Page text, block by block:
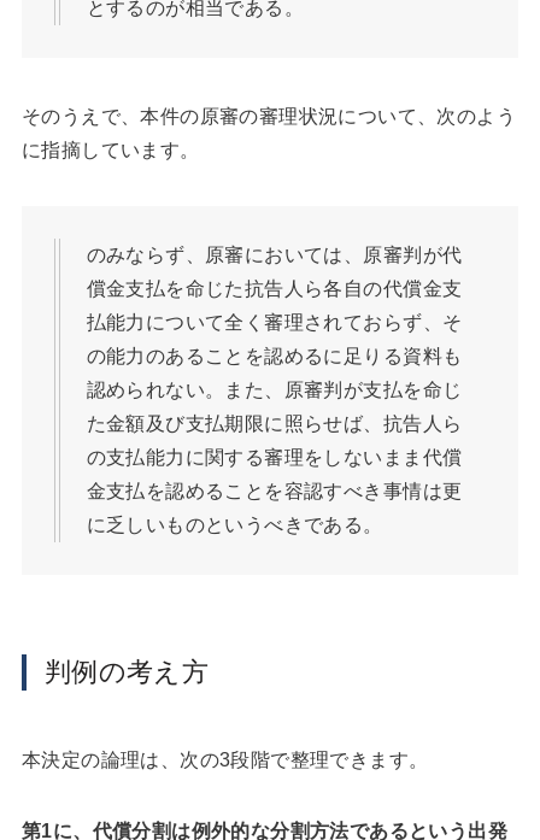
とするのが相当である。
そのうえで、本件の原審の審理状況について、次のよう
に指摘しています。
のみならず、原審においては、原審判が代
償金支払を命じた抗告人ら各自の代償金支
払能力について全く審理されておらず、そ
の能力のあることを認めるに足りる資料も
認められない。また、原審判が支払を命じ
た金額及び支払期限に照らせば、抗告人ら
の支払能力に関する審理をしないまま代償
金支払を認めることを容認すべき事情は更
に乏しいものというべきである。
判例の考え方
本決定の論理は、次の3段階で整理できます。
第1に、代償分割は例外的な分割方法であるという出発